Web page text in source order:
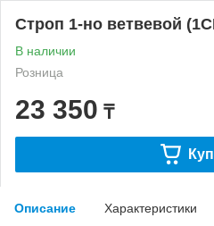
Строп 1-но ветвевой
В наличии
Розница
23 350 ₸
Описание Характеристики